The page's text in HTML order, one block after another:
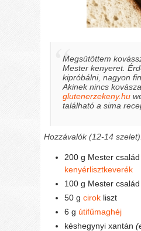
Megsütöttem
Mester kenyeret.
kipróbálni, nagyon
Akinek nincs
glutenerzekeny.hu
található a sima
Hozzávalók (12-14
200 g Mester
kenyérlisztkeverék
100 g Mester
50 gcirok liszt
6 g útifűmaghéj
késhegynyi xantán